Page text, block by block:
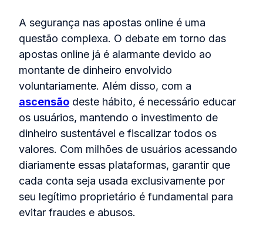
A segurança nas apostas online é uma
questão complexa. O debate em torno das
apostas online já é alarmante devido ao
montante de dinheiro envolvido
voluntariamente. Além disso, com a
ascensão deste hábito, é necessário educar
os usuários, mantendo o investimento de
dinheiro sustentável e fiscalizar todos os
valores. Com milhões de usuários acessando
diariamente essas plataformas, garantir que
cada conta seja usada exclusivamente por
seu legítimo proprietário é fundamental para
evitar fraudes e abusos.